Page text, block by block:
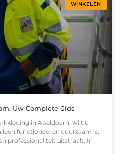
WINKELEN
Uw Complete Gids
in Apeldoorn, wilt u
functioneel en duurzaam is,
professionaliteit uitstraalt. In